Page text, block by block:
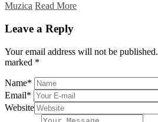
Muzica Read More
Leave a Reply
Your email address will not be published.
marked *
Name*
Email*
Website